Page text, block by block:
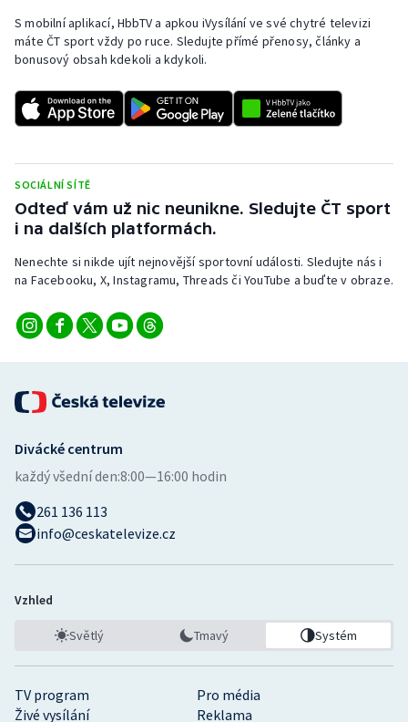
Plavání
Plážový volejbal
Ragby
Short track
Sportovní střelba
Stolní tenis
Veslování
Vodní slalom
Volejbal
Ostatní
S mobilní aplikací, HbbTV a apkou iVysílání ve své chytré televizi
máte ČT sport vždy po ruce. Sledujte přímé přenosy, články a
bonusový obsah kdekoli a kdykoli.
SOCIÁLNÍ SÍTĚ
Odteď vám už nic neunikne. Sledujte ČT sport
i na dalších platformách.
Nenechte si nikde ujít nejnovější sportovní události. Sledujte nás i
na Facebooku, X, Instagramu, Threads či YouTube a buďte v obraze.
TV program
Pro média
Živé vysílání
Reklama
Divácké centrum
každý všední den:8:00—16:00 hodin
261 136 113
info@ceskatelevize.cz
Vzhled
Světlý Tmavý Systém